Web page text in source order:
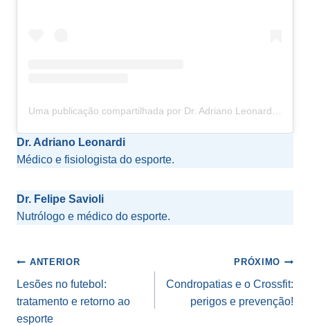
Dr. Adriano Leonardi
Médico e fisiologista do esporte.
Dr. Felipe Savioli
Nutrólogo e médico do esporte.
Navegação
de
Post
ANTERIOR
Lesões no futebol:
tratamento e retorno ao
esporte
PRÓXIMO
Condropatias e o Crossfit:
perigos e prevenção!